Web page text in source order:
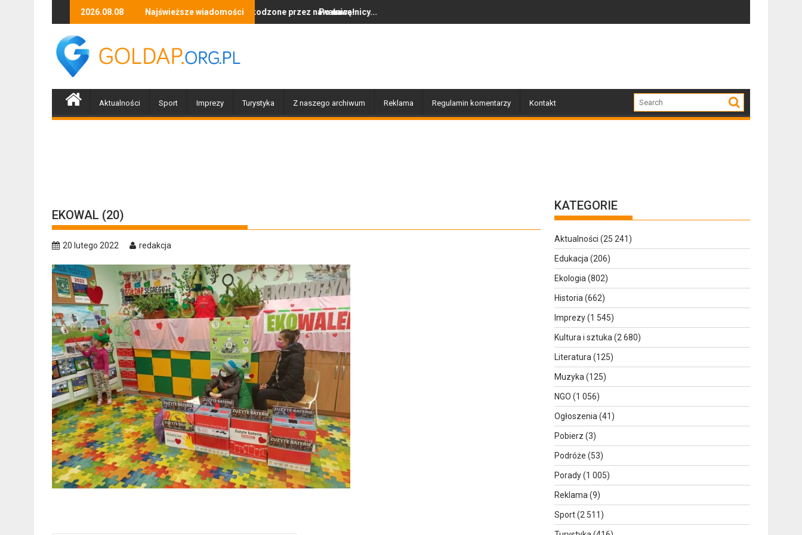
2026.08.08 Najświeższe wiadomości
muzyki, tańca i niezapomnianych emocji!
Uwaga! Usuwamy drzewa uszkodzone przez nawałnicę
Po nawałnicy...
Aktualności Sport Imprezy Turystyka Z naszego archiwum Reklama Regulamin komentarzy Kontakt
EKOWAL (20)
20 lutego 2022 redakcja
KATEGORIE
Aktualności (25 241)
Edukacja (206)
Ekologia (802)
Historia (662)
Imprezy(1 545)
Kultura i sztuka (2 680)
Literatura (125)
Muzyka (125)
NGO (1 056)
Ogłoszenia (41)
Pobierz (3)
Podróże (53)
Porady(1 005)
Reklama (9)
Sport(2 511)